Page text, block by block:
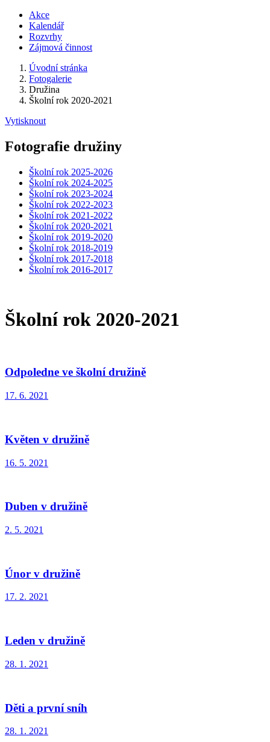
Akce
Kalendář
Rozvrhy
Zájmová činnost
Úvodní stránka
Fotogalerie
Družina
Školní rok 2020-2021
Vytisknout
Fotografie družiny
Školní rok 2025-2026
Školní rok 2024-2025
Školní rok 2023-2024
Školní rok 2022-2023
Školní rok 2021-2022
Školní rok 2020-2021
Školní rok 2019-2020
Školní rok 2018-2019
Školní rok 2017-2018
Školní rok 2016-2017
Školní rok 2020-2021
Odpoledne ve školní družině
17. 6. 2021
Květen v družině
16. 5. 2021
Duben v družině
2. 5. 2021
Únor v družině
17. 2. 2021
Leden v družině
28. 1. 2021
Děti a první sníh
28. 1. 2021